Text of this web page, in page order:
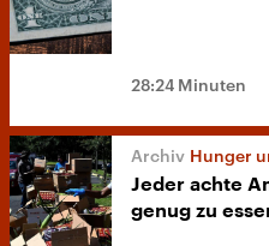
28:24 Minuten
Hunger
Jeder achte
genug zu